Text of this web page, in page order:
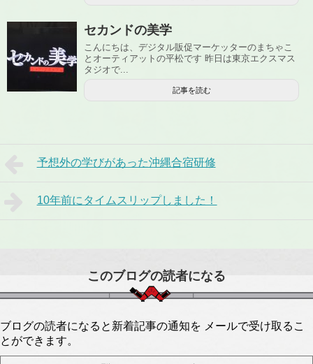
セカンドの美学
こんにちは、デジタル販促マーケッターのまちゃこ
とオーティアットの平松です 昨日は東京エクスマス
タジオで...
記事を読む
予想外の学びがあった沖縄合宿研修
10年前にタイムスリップしました！
このブログの読者になる
ブログの読者になると新着記事の通知を メールで受け取るこ
とができます。